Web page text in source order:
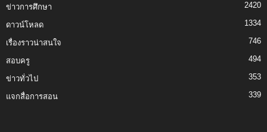
ข่าวการศึกษา 2420
ดาวน์โหลด 1334
เรื่องราวน่าสนใจ 746
สอบครู 494
ข่าวทั่วไป 353
แจกสื่อการสอน 339